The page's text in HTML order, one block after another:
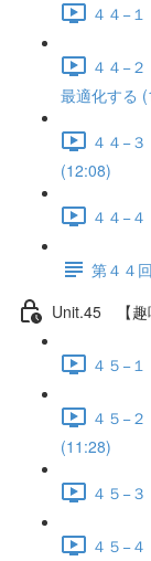
４４−
４４−
最適化する
４４−
(12:08)
４４−
第４４
Unit.45 【趣
４５−
４５−
(11:28)
４５−
４５−